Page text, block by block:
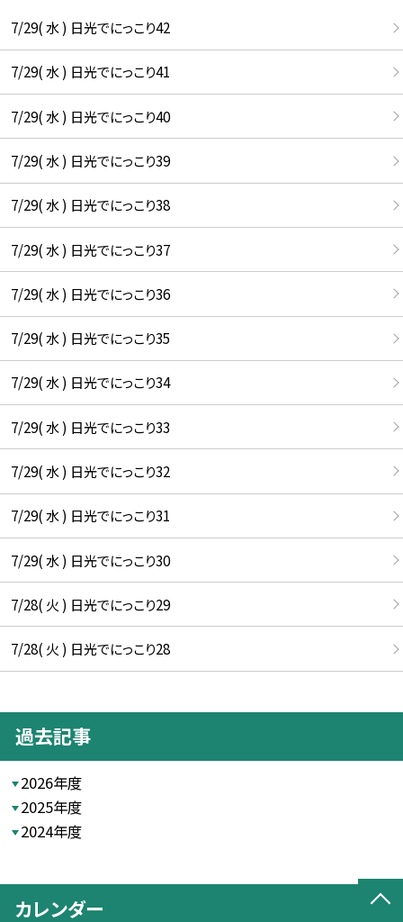
7/29( 水 ) 日光でにっこり42
7/29( 水 ) 日光でにっこり41
7/29( 水 ) 日光でにっこり40
7/29( 水 ) 日光でにっこり39
7/29( 水 ) 日光でにっこり38
7/29( 水 ) 日光でにっこり37
7/29( 水 ) 日光でにっこり36
7/29( 水 ) 日光でにっこり35
7/29( 水 ) 日光でにっこり34
7/29( 水 ) 日光でにっこり33
7/29( 水 ) 日光でにっこり32
7/29( 水 ) 日光でにっこり31
7/29( 水 ) 日光でにっこり30
7/28( 火 ) 日光でにっこり29
7/28( 火 ) 日光でにっこり28
過去記事
2026年度
2025年度
2024年度
カレンダー